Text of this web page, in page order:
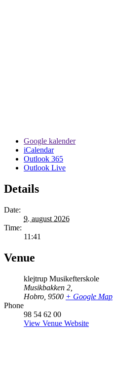
Google kalender
iCalendar
Outlook 365
Outlook Live
Details
Date:
9. august 2026
Time:
11:41
Venue
klejtrup Musikefterskole
Musikbakken 2,
Hobro 9500 + Google Map
Phone
98 54 62 00
View Venue Website